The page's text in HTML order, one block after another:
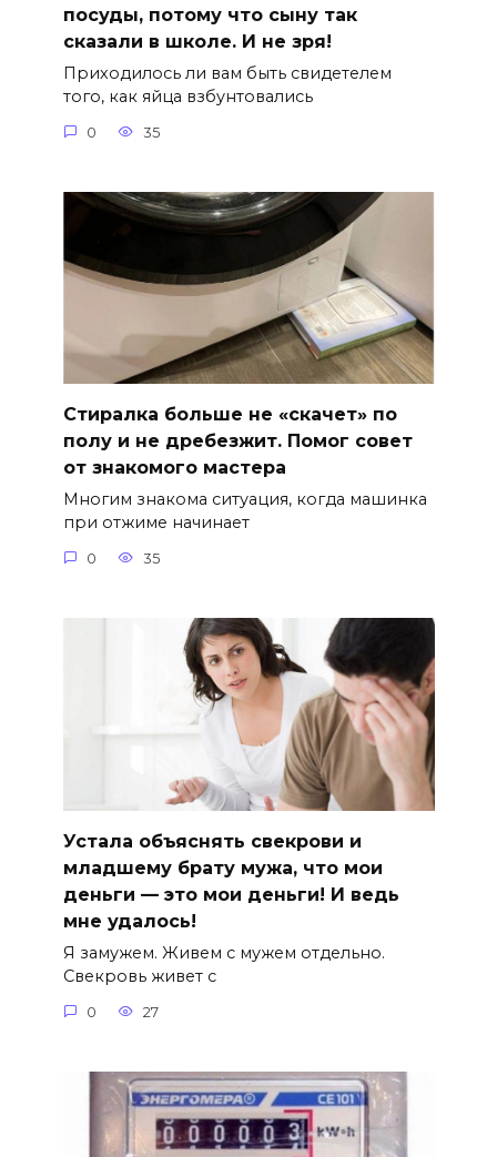
посуды, потому что сыну так
сказали в школе. И не зря!
Приходилось ли вам быть свидетелем
того, как яйца взбунтовались
0 35
Стиралка больше не «скачет» по
полу и не дребезжит. Помог совет
от знакомого мастера
Многим знакома ситуация, когда машинка
при отжиме начинает
0 35
Устала объяснять свекрови и
младшему брату мужа, что мои
деньги — это мои деньги! И ведь
мне удалось!
Я замужем. Живем с мужем отдельно.
Свекровь живет с
0 27